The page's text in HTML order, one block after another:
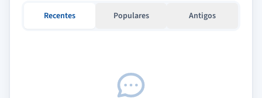
Recentes Populares Antigos